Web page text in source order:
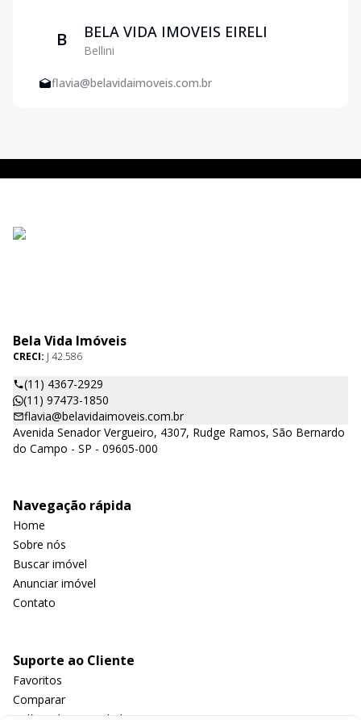
B BELA VIDA IMOVEIS EIRELI
Bellini
flavia@belavidaimoveis.com.br
Bela Vida Imóveis
CRECI: J 42.586
(11) 4367-2929
(11) 97473-1850
flavia@belavidaimoveis.com.br
Avenida Senador Vergueiro, 4307, Rudge Ramos, São Bernardo
do Campo - SP - 09605-000
Navegação rápida
Home
Sobre nós
Buscar imóvel
Anunciar imóvel
Contato
Suporte ao Cliente
Favoritos
Comparar